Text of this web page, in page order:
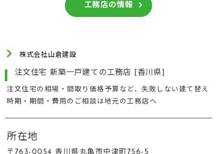
工務店の情報
株式会社山倉建設
注文住宅 新築一戸建ての工務店 [香川県]
注文住宅の相場・間取り価格予算など、失敗しない建て替え
時期・期間・費用のご相談は地元の工務店へ
所在地
〒763-0054 香川県丸亀市中津町756-5